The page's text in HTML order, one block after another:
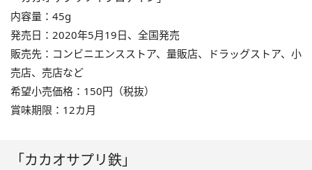
内容量：45g
発売日：2020年5月19日、全国発売
販売先：コンビニエンスストア、量販店、ドラッグストア、小
売店、売店など
希望小売価格：150円（税抜）
賞味期限：12カ月
「カカオサプリ鉄」